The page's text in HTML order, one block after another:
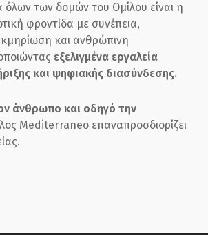
όλων των δομών του Ομίλου είναι η
φροντίδα με συνέπεια,
και ανθρώπινη
εξελιγμένα εργαλεία
και ψηφιακής διασύνδεσης.
άνθρωπο και οδηγό την
Mediterraneo επαναπροσδιορίζει